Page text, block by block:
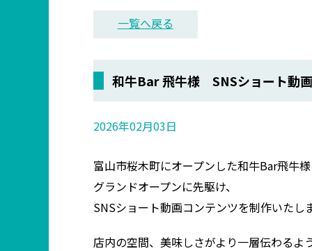
一覧へ戻る
和牛Bar 飛牛様 SNSショート動画
2026年02月03日
富山市桜木町にオープンした和牛Bar飛牛
グランドオープンに先駆け、
SNSショート動画コンテンツを制作いたし
店内の空間、美味しさがより一層伝わるよ